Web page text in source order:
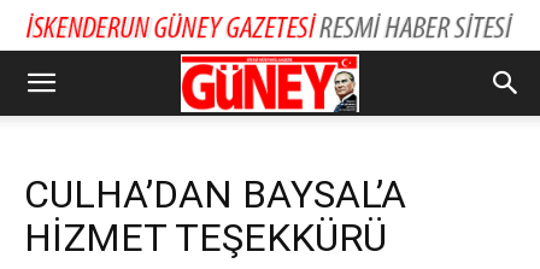
CULHA’DAN BAYSAL’A
HİZMET TEŞEKKÜRÜ